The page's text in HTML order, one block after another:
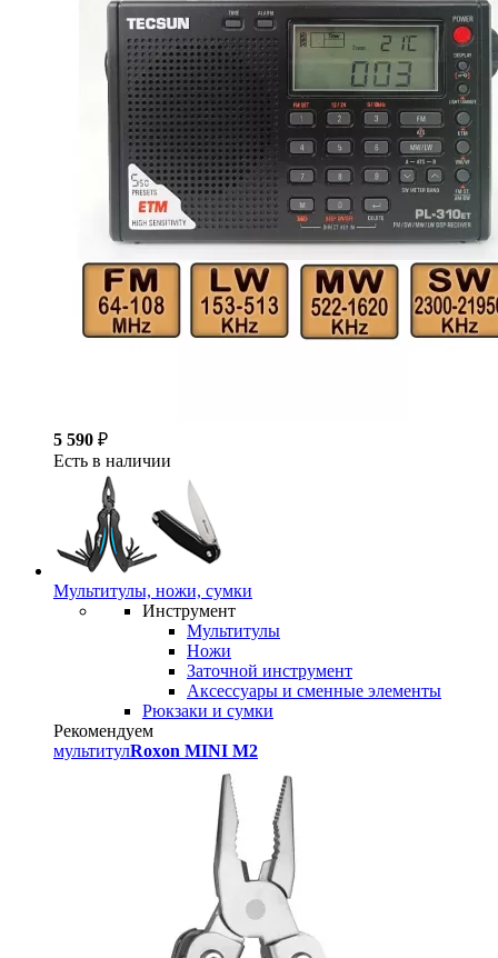
5 590 ₽
Есть в наличии
Мультитулы, ножи, сумки
Инструмент
Мультитулы
Ножи
Заточной инструмент
Аксессуары и сменные элементы
Рюкзаки и сумки
Рекомендуем
мультитулRoxon MINI M2